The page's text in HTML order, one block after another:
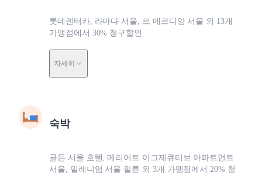
롯데렌터카, 라마다 서울, 르 메르디앙 서울 외 13개
가맹점에서 30% 청구할인
자세히
숙박
골든 서울 호텔, 메리어트 이그제큐티브 아파트먼트
서울, 밀레니엄 서울 힐튼 외 3개 가맹점에서 20% 청